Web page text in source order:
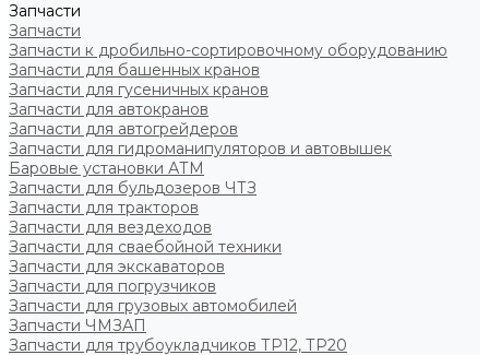
Запчасти
Запчасти
Запчасти к дробильно-сортировочному оборудованию
Запчасти для башенных кранов
Запчасти для гусеничных кранов
Запчасти для автокранов
Запчасти для автогрейдеров
Запчасти для гидроманипуляторов и автовышек
Баровые установки АТМ
Запчасти для бульдозеров ЧТЗ
Запчасти для тракторов
Запчасти для вездеходов
Запчасти для сваебойной техники
Запчасти для экскаваторов
Запчасти для погрузчиков
Запчасти для грузовых автомобилей
Запчасти ЧМЗАП
Запчасти для трубоукладчиков ТР12, ТР20